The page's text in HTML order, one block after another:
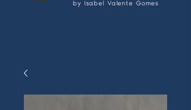
by Isabel Valente Gomes